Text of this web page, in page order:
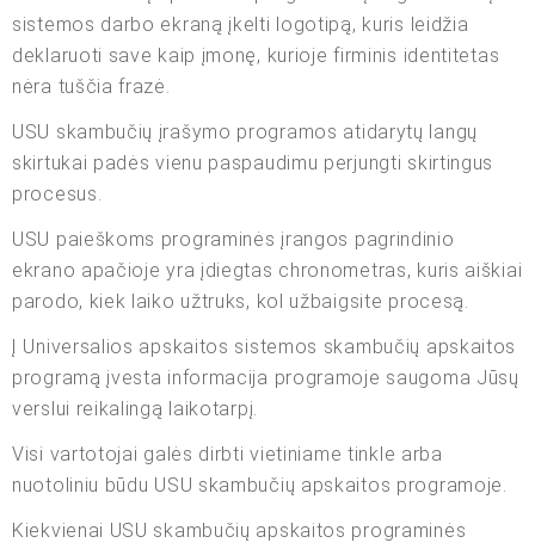
sistemos darbo ekraną įkelti logotipą, kuris leidžia
deklaruoti save kaip įmonę, kurioje firminis identitetas
nėra tuščia frazė.
USU skambučių įrašymo programos atidarytų langų
skirtukai padės vienu paspaudimu perjungti skirtingus
procesus.
USU paieškoms programinės įrangos pagrindinio
ekrano apačioje yra įdiegtas chronometras, kuris aiškiai
parodo, kiek laiko užtruks, kol užbaigsite procesą.
Į Universalios apskaitos sistemos skambučių apskaitos
programą įvesta informacija programoje saugoma Jūsų
verslui reikalingą laikotarpį.
Visi vartotojai galės dirbti vietiniame tinkle arba
nuotoliniu būdu USU skambučių apskaitos programoje.
Kiekvienai USU skambučių apskaitos programinės